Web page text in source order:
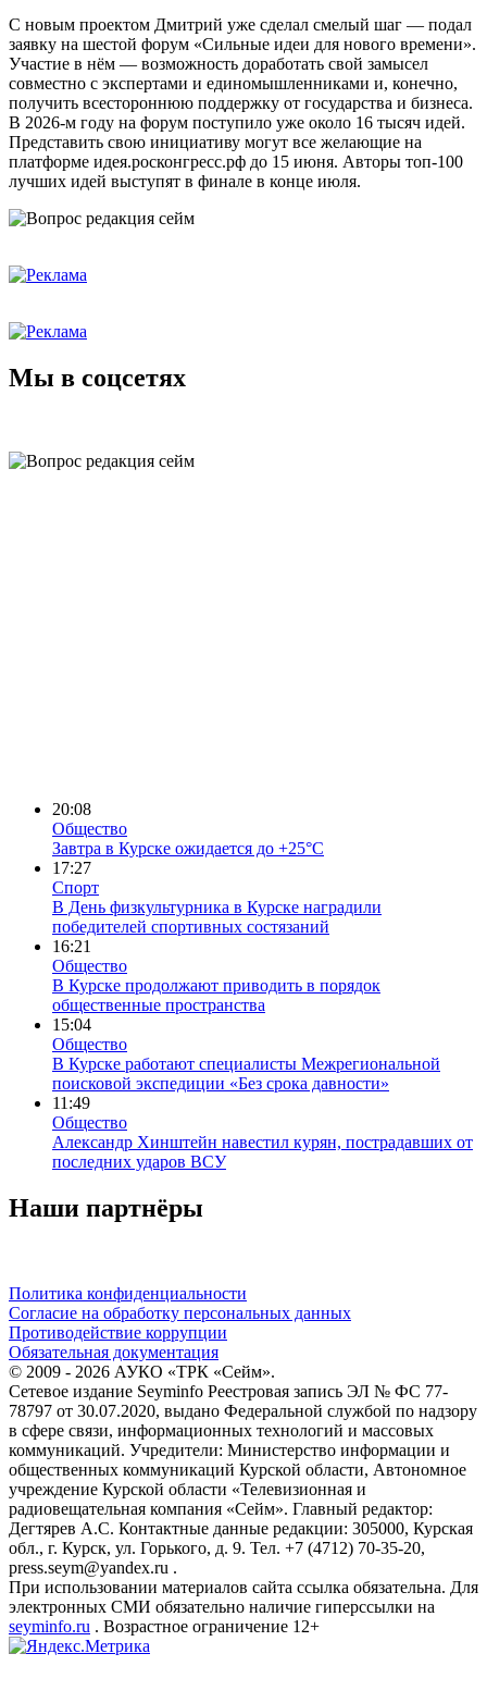
С новым проектом Дмитрий уже сделал смелый шаг — подал
заявку на шестой форум «Сильные идеи для нового времени».
Участие в нём — возможность доработать свой замысел
совместно с экспертами и единомышленниками и, конечно,
получить всестороннюю поддержку от государства и бизнеса.
В 2026-м году на форум поступило уже около 16 тысяч идей.
Представить свою инициативу могут все желающие на
платформе идея.росконгресс.рф до 15 июня. Авторы топ-100
лучших идей выступят в финале в конце июля.
Мы в соцсетях
20:08
Общество
Завтра в Курске ожидается до +25°C
17:27
Спорт
В День физкультурника в Курске наградили
победителей спортивных состязаний
16:21
Общество
В Курске продолжают приводить в порядок
общественные пространства
15:04
Общество
В Курске работают специалисты Межрегиональной
поисковой экспедиции «Без срока давности»
11:49
Общество
Александр Хинштейн навестил курян, пострадавших от
последних ударов ВСУ
Наши партнёры
Политика конфиденциальности
Согласие на обработку персональных данных
Противодействие коррупции
Обязательная документация
© 2009 - 2026 АУКО «ТРК «Сейм».
Сетевое издание Seyminfo Реестровая запись ЭЛ № ФС 77-
78797 от 30.07.2020, выдано Федеральной службой по надзору
в сфере связи, информационных технологий и массовых
коммуникаций. Учредители: Министерство информации и
общественных коммуникаций Курской области, Автономное
учреждение Курской области «Телевизионная и
радиовещательная компания «Сейм». Главный редактор:
Дегтярев А.С. Контактные данные редакции: 305000, Курская
обл., г. Курск, ул. Горького, д. 9. Тел. +7 (4712) 70-35-20,
press.seym@yandex.ru .
При использовании материалов сайта ссылка обязательна. Для
электронных СМИ обязательно наличие гиперссылки на
seyminfo.ru . Возрастное ограничение 12+